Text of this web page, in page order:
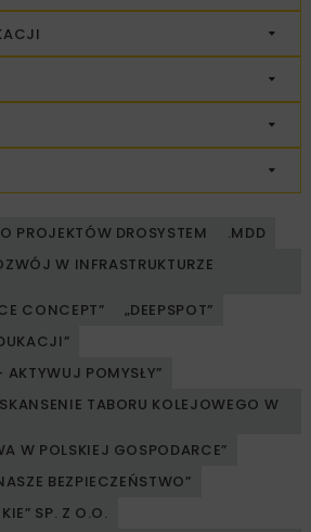
PROJEKTÓW DROSYSTEM
.MDD
W INFRASTRUKTURZE
CONCEPT”
„DEEPSPOT”
POMYSŁY”
TABORU KOLEJOWEGO W
W POLSKIEJ GOSPODARCE”
BEZPIECZEŃSTWO”
SP. Z O.O.